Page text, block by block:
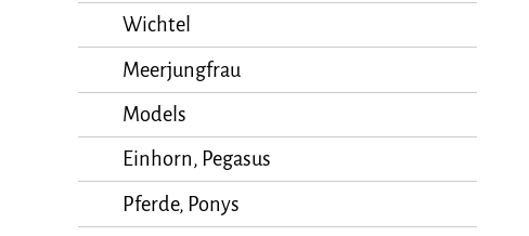
Wichtel
Meerjungfrau
Models
Einhorn, Pegasus
Pferde, Ponys